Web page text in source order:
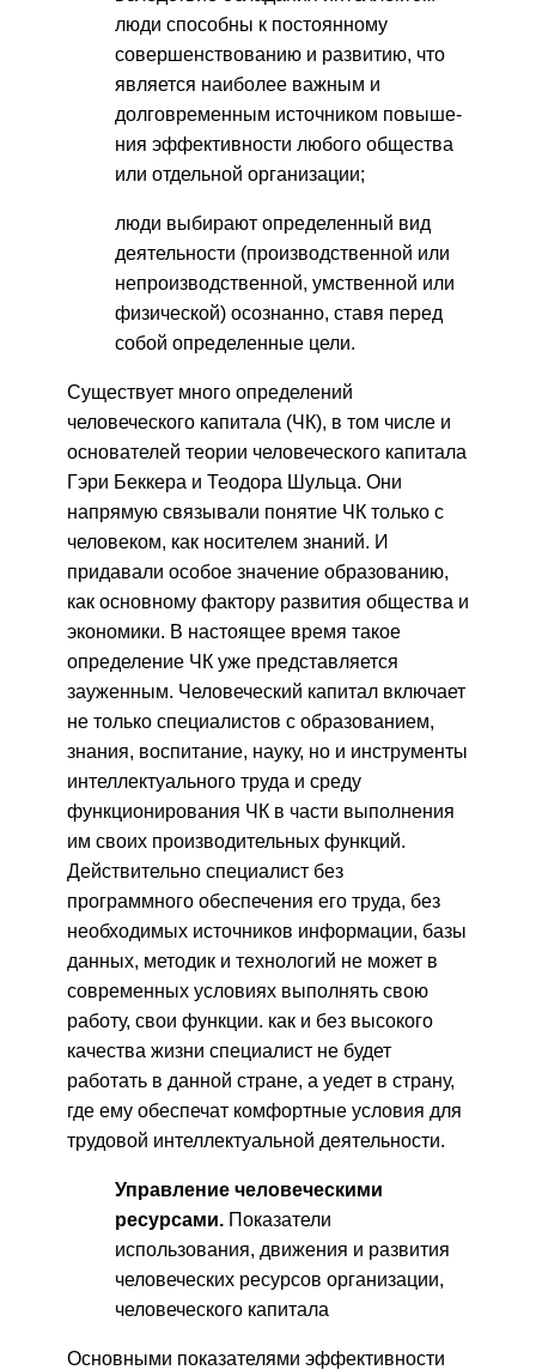
люди способны к по­стоянному
совершенствованию и развитию, что
является наиболее важным и
долговременным источником повыше­
ния эффективности любого общества
или отдельной орга­низации;
люди выбирают определенный вид
деятельности (произ­водственной или
непроизводственной, умственной или
фи­зической) осознанно, ставя перед
собой определенные цели.
Существует много определений
человеческого капитала (ЧК), в том числе и
основателей теории человеческого капитала
Гэри Беккера и Теодора Шульца. Они
напрямую связывали понятие ЧК только с
человеком, как носителем знаний. И
придавали особое значение образованию,
как основному фактору развития общества и
экономики. В настоящее время такое
определение ЧК уже представляется
зауженным. Человеческий капитал включает
не только специалистов с образованием,
знания, воспитание, науку, но и инструменты
интеллектуального труда и среду
функционирования ЧК в части выполнения
им своих производительных функций.
Действительно специалист без
программного обеспечения его труда, без
необходимых источников информации, базы
данных, методик и технологий не может в
современных условиях выполнять свою
работу, свои функции. как и без высокого
качества жизни специалист не будет
работать в данной стране, а уедет в страну,
где ему обеспечат комфортные условия для
трудовой интеллектуальной деятельности.
Управление человеческими
ресурсами. Показатели
использования, движения и развития
человеческих ресурсов организации,
человеческого капитала
Основными показателями эффективности